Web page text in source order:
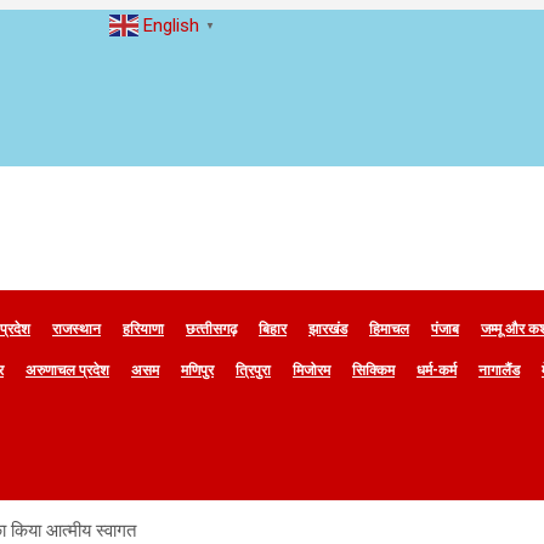
प्रदेश राजस्थान हरियाणा छत्‍तीसगढ़ बिहार झारखंड हिमाचल पंजाब जम्मू और
अरुणाचल प्रदेश असम मणिपुर त्रिपुरा मिजोरम सिक्किम धर्म-कर्म नागालैंड
किया आत्मीय स्वागत
English ▼